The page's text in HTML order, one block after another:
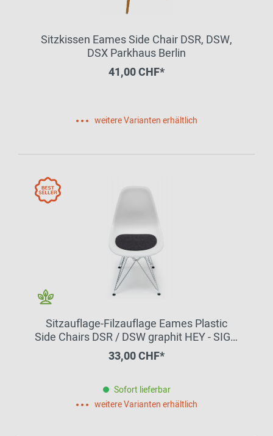
Sitzkissen Eames Side Chair DSR, DSW,
DSX Parkhaus Berlin
41,00 CHF*
weitere Varianten erhältlich
Sitzauflage-Filzauflage Eames Plastic
Side Chairs DSR / DSW graphit HEY - SIGN
by BWF Group
33,00 CHF*
Sofort lieferbar
weitere Varianten erhältlich